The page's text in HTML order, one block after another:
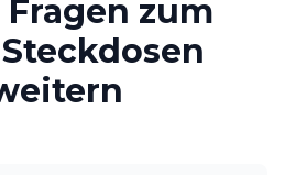
zum